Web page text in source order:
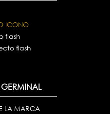
ICONO
flash
flash
LA MARCA